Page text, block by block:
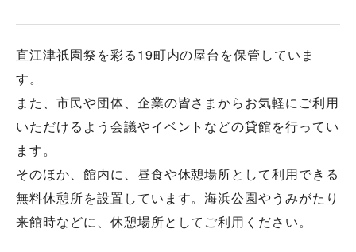
直江津祇園祭を彩る19町内の屋台を保管していま
す。
また、市民や団体、企業の皆さまからお気軽にご利用
いただけるよう会議やイベントなどの貸館を行ってい
ます。
そのほか、館内に、昼食や休憩場所として利用できる
無料休憩所を設置しています。海浜公園やうみがたり
来館時などに、休憩場所としてご利用ください。